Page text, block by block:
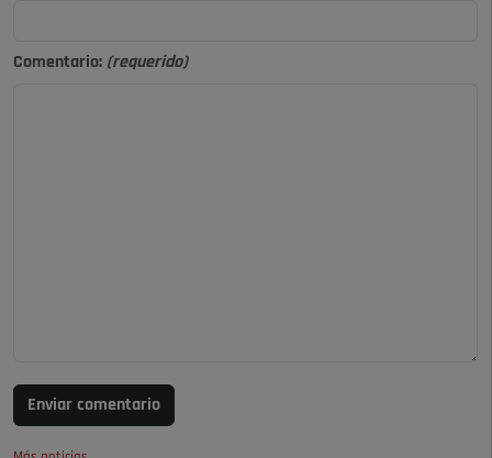
Comentario: (requerido)
Enviar comentario